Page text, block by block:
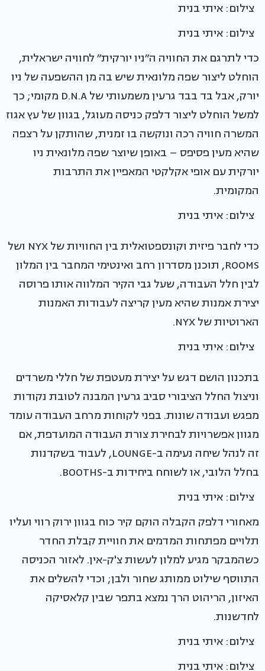
צילום: איתי בנית
צילום: איתי בנית
כדי לתרגם את החוויה ה״ניו יורקית״ לחוויה ישראלית,
הוחלט ליצור שפה מלונאית שיש בה מן ההשפעה של ניו
יורק, אבל בד בבד גרעין משמעותי של D.N.A מקומי; כך
למשל הוחלט ליצור דלפק כניסה מעוגל, בגוון של עץ אגוז
המשרה חוויה רכה ונוקשה בו זמנית, שהותקן על רצפה
שהיא מעין פסיפס – באופן שיוצר שפה מלונאית ניו
יורקית עם אופי אקלקטי המאפיין את התרבות
המקומית.
צילום: איתי בנית
כדי לחבר פיזית וקונספטואלית בין החוויות של NYX ושל
ROOMS, תוכנן מסדרון רחב ואינטימי המחבר בין המלון
לבין חלל העבודה, שעל גבי הקיר המלווה אותו פרוסה
יצירת אמנות שהיא מעין קריצה לעבודות האמנות
הארוטיות של NYX.
צילום: איתי בנית
בתכנון הושם דגש על יצירת מעטפת של חללי משרדים
וניצול החלל הציבורי סביב גרעין המבנה לטובת נקודות
מפגש ועבודה שונות. בפני לקוחות מרחב העבודה עומד
מגוון אפשרויות לבחירת צורת העבודה המועדפת, אם
זה לנהל שיחה נעימה ב-LOUNGE, לעבוד בשקדנות
בחלל הלובי, או לשוחח ביחידות ב-BOOTHS.
צילום: איתי בנית
מאחורי דלפק הקבלה הוקם קיר כוח בגוון ירוק רווי ועליו
תלויים מפתחות המדמים את חוויית קבלת החדר
כשהמבקר מגיע למלון לעשות צ'ק-אין. לאזור הכניסה
התווסף שילוט ממותג שחור ולבן; וכדי להשלים את
האיזון, הריהוט הרך נמצא בתפר שבין קלאסיקה
לחדשנות.
צילום: איתי בנית
צילום: איתי בנית